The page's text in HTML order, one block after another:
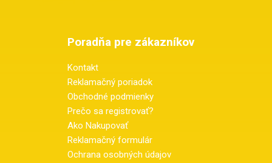
Poradňa pre zákazníkov
Kontakt
Reklamačný poriadok
Obchodné podmienky
Prečo sa registrovať?
Ako Nakupovať
Reklamačný formulár
Ochrana osobných údajov